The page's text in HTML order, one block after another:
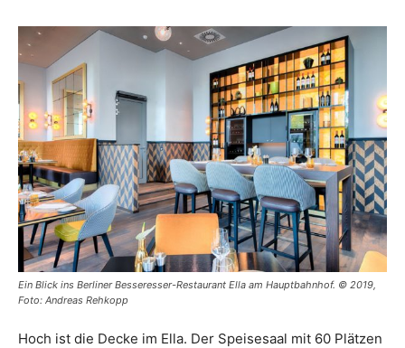
Ein Blick ins Berliner Besseresser-Restaurant Ella am Hauptbahnhof. © 2019,
Foto: Andreas Rehkopp
Hoch ist die Decke im Ella. Der Speisesaal mit 60 Plätzen